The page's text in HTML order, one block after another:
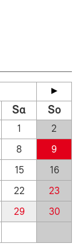
Sa So
1
2
8
9
15
16
22
23
29
30